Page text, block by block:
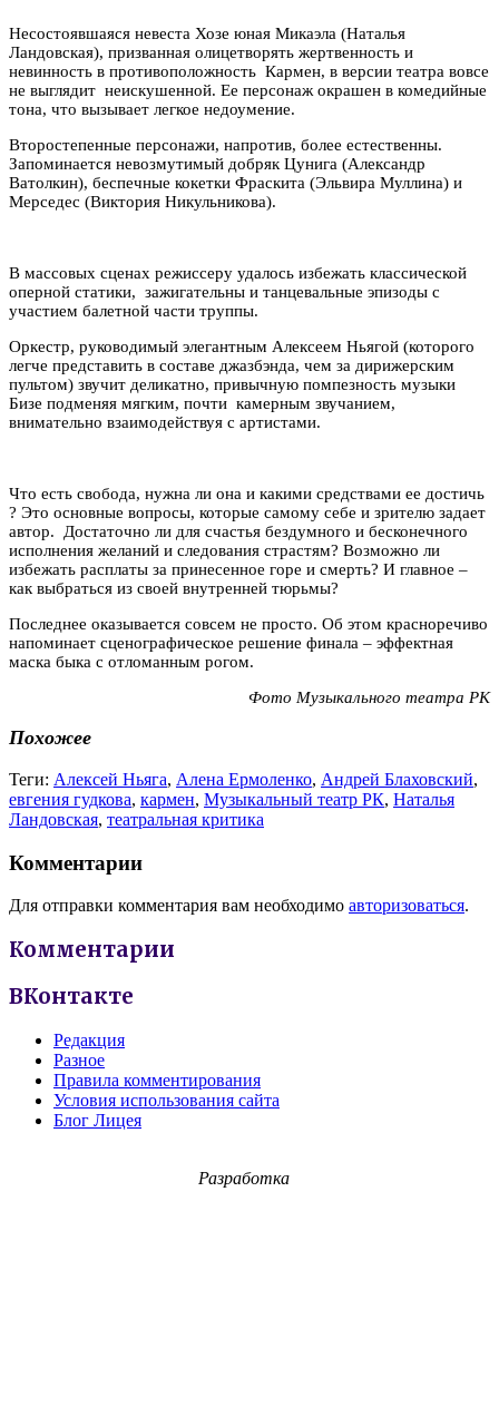
Несостоявшаяся невеста Хозе юная Микаэла (Наталья
Ландовская), призванная олицетворять жертвенность и
невинность в противоположность Кармен, в версии театра вовсе
не выглядит неискушенной. Ее персонаж окрашен в комедийные
тона, что вызывает легкое недоумение.
Второстепенные персонажи, напротив, более естественны.
Запоминается невозмутимый добряк Цунига (Александр
Ватолкин), беспечные кокетки Фраскита (Эльвира Муллина) и
Мерседес (Виктория Никульникова).
В массовых сценах режиссеру удалось избежать классической
оперной статики, зажигательны и танцевальные эпизоды с
участием балетной части труппы.
Оркестр, руководимый элегантным Алексеем Ньягой (которого
легче представить в составе джазбэнда, чем за дирижерским
пультом) звучит деликатно, привычную помпезность музыки
Бизе подменяя мягким, почти камерным звучанием,
внимательно взаимодействуя с артистами.
Что есть свобода, нужна ли она и какими средствами ее достичь
? Это основные вопросы, которые самому себе и зрителю задает
автор. Достаточно ли для счастья бездумного и бесконечного
исполнения желаний и следования страстям? Возможно ли
избежать расплаты за принесенное горе и смерть? И главное –
как выбраться из своей внутренней тюрьмы?
Последнее оказывается совсем не просто. Об этом красноречиво
напоминает сценографическое решение финала – эффектная
маска быка с отломанным рогом.
Фото Музыкального театра РК
Похожее
Теги: Алексей Ньяга, Алена Ермоленко, Андрей Блаховский,
евгения гудкова, кармен, Музыкальный театр РК, Наталья
Ландовская, театральная критика
Комментарии
Для отправки комментария вам необходимо авторизоваться.
Комментарии
ВКонтакте
Редакция
Разное
Правила комментирования
Условия использования сайта
Блог Лицея
Разработка